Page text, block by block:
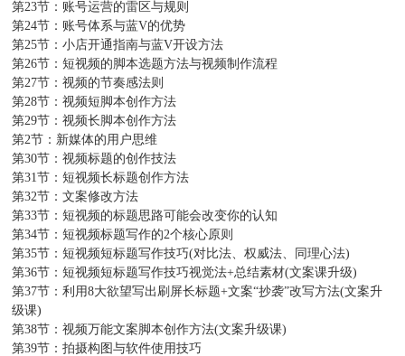
第23节：账号运营的雷区与规则
第24节：账号体系与蓝V的优势
第25节：小店开通指南与蓝V开设方法
第26节：短视频的脚本选题方法与视频制作流程
第27节：视频的节奏感法则
第28节：视频短脚本创作方法
第29节：视频长脚本创作方法
第2节：新媒体的用户思维
第30节：视频标题的创作技法
第31节：短视频长标题创作方法
第32节：文案修改方法
第33节：短视频的标题思路可能会改变你的认知
第34节：短视频标题写作的2个核心原则
第35节：短视频短标题写作技巧(对比法、权威法、同理心法)
第36节：短视频短标题写作技巧视觉法+总结素材(文案课升级)
第37节：利用8大欲望写出刷屏长标题+文案“抄袭”改写方法(文案升
级课)
第38节：视频万能文案脚本创作方法(文案升级课)
第39节：拍摄构图与软件使用技巧